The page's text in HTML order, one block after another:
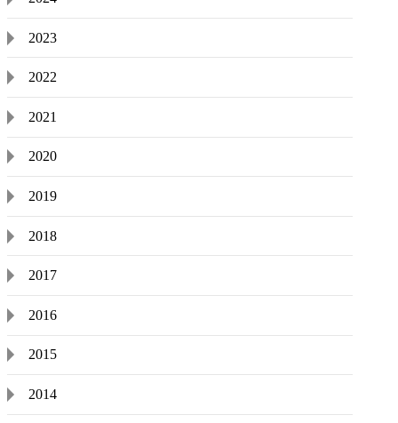
2023
2022
2021
2020
2019
2018
2017
2016
2015
2014